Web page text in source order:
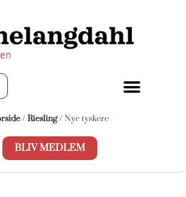
/ Riesling/ Nye tyskere
BLIV MEDLEM